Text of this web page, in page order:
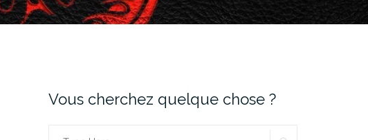
Vous cherchez quelque chose ?